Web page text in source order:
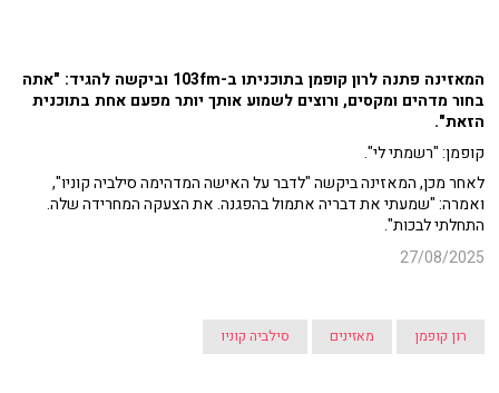
המאזינה פתנה לרון קופמן בתוכניתו ב-103fm וביקשה להגיד: "אתה
בחור מדהים ומקסים, ורוצים לשמוע אותך יותר מפעם אחת בתוכנית
הזאת".
קופמן: "רשמתי לי".
לאחר מכן, המאזינה ביקשה "לדבר על האישה המדהימה סילביה קוניו",
ואמרה: "שמעתי את דבריה אתמול בהפגנה. את הצעקה המחרידה שלה.
התחלתי לבכות".
27/08/2025
רון קופמן מאזינים סילביה קוניו